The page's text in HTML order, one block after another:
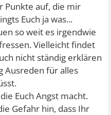
Punkte auf, die mir
Euch ja was...
so weit es irgendwie
Vielleicht findet
nicht ständig erklären
Ausreden für alles
Euch Angst macht.
Gefahr hin, dass Ihr